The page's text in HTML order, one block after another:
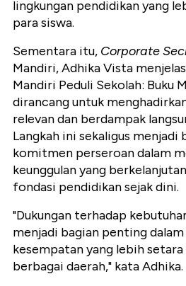
lingkungan pendidikan yang
para siswa.
Sementara itu, Corporate
Mandiri, Adhika Vista
Mandiri Peduli Sekolah: Buku
dirancang untuk
relevan dan berdampak
Langkah ini sekaligus menjadi
komitmen perseroan dalam
keunggulan yang
fondasi pendidikan sejak dini.
"Dukungan terhadap
menjadi bagian penting
kesempatan yang lebih setara
berbagai daerah," kata Adhika.